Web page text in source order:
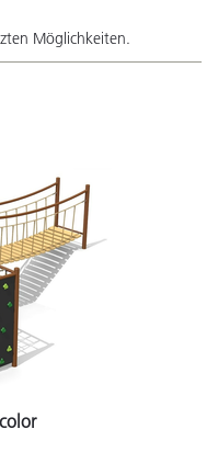
Möglichkeiten.